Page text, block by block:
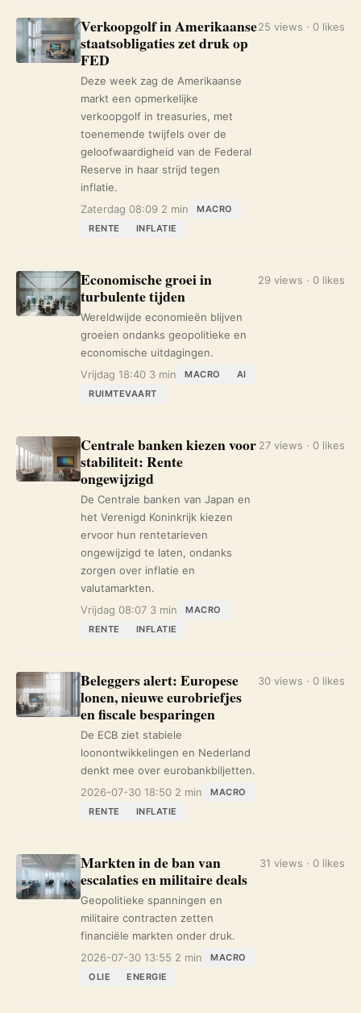
Verkoopgolf in Amerikaanse
staatsobligaties zet druk op
FED
Deze week zag de Amerikaanse
markt een opmerkelijke
verkoopgolf in treasuries, met
toenemende twijfels over de
geloofwaardigheid van de Federal
Reserve in haar strijd tegen
inflatie.
Zaterdag 08:09 2 min
MACRO
RENTE
INFLATIE
25 views · 0 likes
Economische groei in
turbulente tijden
Wereldwijde economieën blijven
groeien ondanks geopolitieke en
economische uitdagingen.
Vrijdag 18:40 3 min MACRO
AI
RUIMTEVAART
29 views · 0 likes
Centrale banken kiezen voor
stabiliteit: Rente
ongewijzigd
De Centrale banken van Japan en
het Verenigd Koninkrijk kiezen
ervoor hun rentetarieven
ongewijzigd te laten, ondanks
zorgen over inflatie en
valutamarkten.
Vrijdag 08:07 3 min
MACRO
RENTE
INFLATIE
27 views · 0 likes
Beleggers alert: Europese
lonen, nieuwe eurobriefjes
en fiscale besparingen
De ECB ziet stabiele
loonontwikkelingen en Nederland
denkt mee over eurobankbiljetten.
2026-07-30 18:50 2 min
MACRO
RENTE
INFLATIE
30 views · 0 likes
Markten in de ban van
escalaties en militaire deals
Geopolitieke spanningen en
militaire contracten zetten
financiële markten onder druk.
2026-07-30 13:55 2 min
MACRO
OLIE
ENERGIE
31 views · 0 likes